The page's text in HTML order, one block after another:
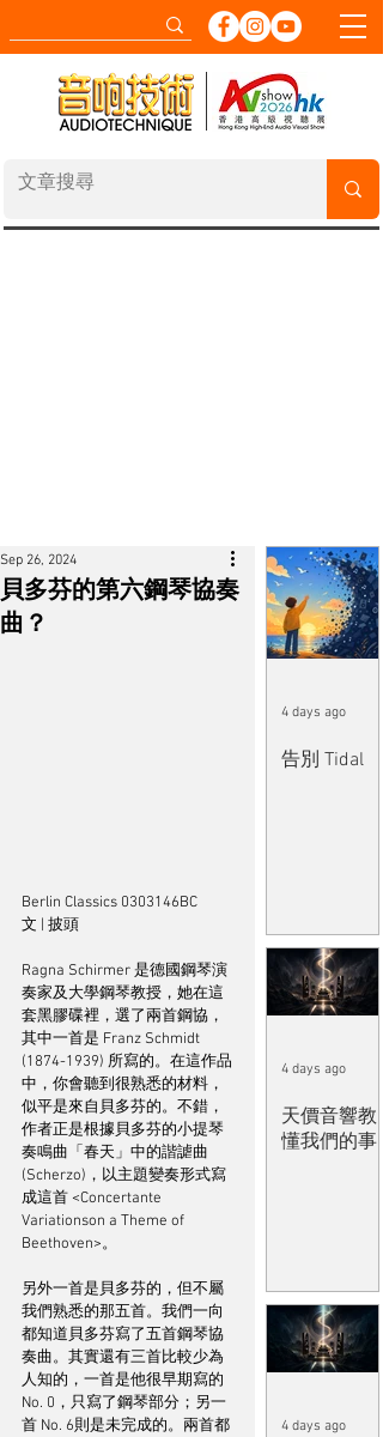
貝多芬的第六鋼琴協奏
曲？
Sep 26, 2024
Berlin Classics 0303146BC
文 | 披頭
Ragna Schirmer 是德國鋼琴演
奏家及大學鋼琴教授，她在這
套黑膠碟裡，選了兩首鋼協，
其中一首是 Franz Schmidt
(1874-1939) 所寫的。在這作品
中，你會聽到很熟悉的材料，
似平是來自貝多芬的。不錯，
作者正是根據貝多芬的小提琴
奏鳴曲「春天」中的諧謔曲
(Scherzo)，以主題變奏形式寫
成這首 <Concertante
Variationson a Theme of
Beethoven>。
另外一首是貝多芬的，但不屬
我們熟悉的那五首。我們一向
都知道貝多芬寫了五首鋼琴協
奏曲。其實還有三首比較少為
人知的，一首是他很早期寫的
No. 0，只寫了鋼琴部分；另一
首 No. 6則是未完成的。兩首都
告別 Tidal
4 days ago
天價音響教
懂我們的事
4 days ago
4 days ago